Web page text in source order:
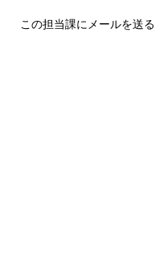
この担当課にメールを送る